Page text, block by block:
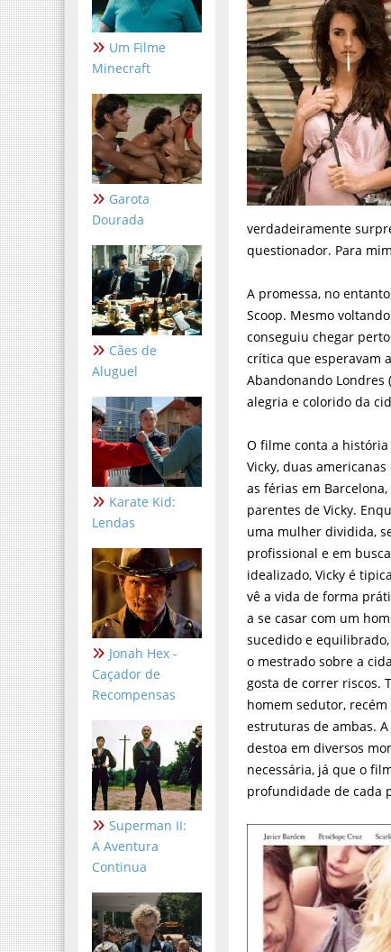
Um Filme
Minecraft
Garota
Dourada
Cães de
Aluguel
Karate Kid:
Lendas
Jonah Hex -
Caçador de
Recompensas
Superman II:
A Aventura
Continua
verdadeiramente
questionador. Para
A promessa, no
Scoop. Mesmo
conseguiu chegar
crítica que esperavam
Abandonando Londres
alegria e colorido da
O filme conta a
Vicky, duas
as férias em
parentes de Vicky.
uma mulher dividida,
profissional e em
idealizado, Vicky é
vê a vida de forma
a se casar com um
sucedido e
o mestrado sobre a
gosta de correr riscos.
homem sedutor,
estruturas de ambas.
destoa em diversos
necessária, já que o
profundidade de cada